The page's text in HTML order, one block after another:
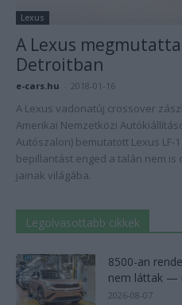
Lexus
A Lexus
Detroitban
e-cars.hu 2018-01-16
A Lexus vadonatúj crossover
Amerikai Nemzetközi
Autószalon) bemutatott Lexus LF-
bepillantást enged a talán nem is
jainak világába.
Legolvasottabb cikkek
8500-an
nem láttak —
2026-08-07